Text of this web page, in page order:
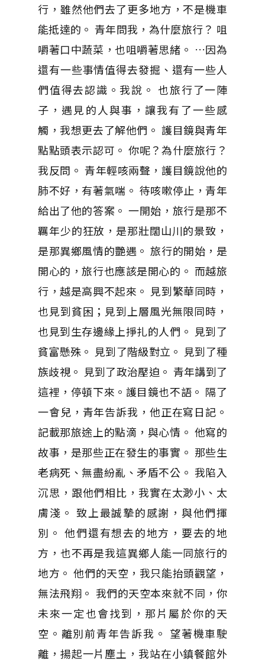
行，雖然他們去了更多地方，不是機車
能抵達的。 青年問我，為什麼旅行？ 咀
嚼著口中蔬菜，也咀嚼著思緒。 …因為
還有一些事情值得去發掘、還有一些人
們值得去認識。我說。 也旅行了一陣
子，遇見的人與事，讓我有了一些感
觸，我想更去了解他們。 護目鏡與青年
點點頭表示認可。 你呢？為什麼旅行？
我反問。 青年輕咳兩聲，護目鏡說他的
肺不好，有著氣喘。 待咳嗽停止，青年
給出了他的答案。 一開始，旅行是那不
羈年少的狂放，是那壯闊山川的景致，
是那異鄉風情的艷遇。 旅行的開始，是
開心的，旅行也應該是開心的。 而越旅
行，越是高興不起來。 見到繁華同時，
也見到貧困；見到上層風光無限同時，
也見到生存邊緣上掙扎的人們。 見到了
貧富懸殊。 見到了階級對立。 見到了種
族歧視。 見到了政治壓迫。 青年講到了
這裡，停頓下來。護目鏡也不語。 隔了
一會兒，青年告訴我，他正在寫日記。
記載那旅途上的點滴，與心情。 他寫的
故事，是那些正在發生的事實。 那些生
老病死、無盡紛亂、矛盾不公。 我陷入
沉思，跟他們相比，我實在太渺小、太
膚淺。 致上最誠摯的感謝，與他們揮
別。 他們還有想去的地方，要去的地
方，也不再是我這異鄉人能一同旅行的
地方。 他們的天空，我只能抬頭觀望，
無法飛翔。 我們的天空本來就不同，你
未來一定也會找到，那片屬於你的天
空。離別前青年告訴我。 望著機車駛
離，揚起一片塵土，我站在小鎮餐館外